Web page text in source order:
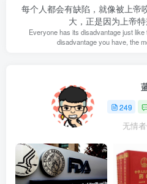
每个人都会有缺陷，就像被上帝
大，正是因为上帝
Everyone has its disadvantage just
disadvantage you have, the
249
无情